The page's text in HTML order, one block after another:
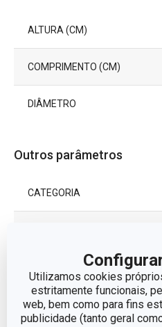
Utilizamos cookies
estritamente funcionais,
web, bem como para fins
publicidade (tanto geral
ALTURA (CM)
COMPRIMENTO (CM)
DIÂMETRO
Outros parâmetros
CATEGORIA
MATERIAL
TAMPA